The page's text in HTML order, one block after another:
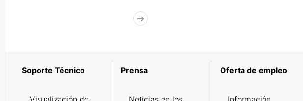
Soporte Técnico
Visualización de
Prensa
Noticias en los
Oferta de empleo
Información